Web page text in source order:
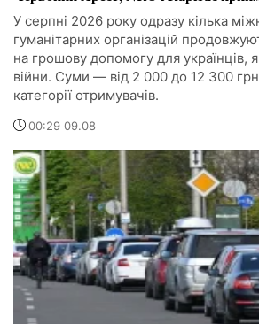
У серпні 2026 року одразу кілька
гуманітарних організацій
на грошову допомогу для українців,
війни. Суми — від 2 000 до 12 300
категорії отримувачів.
00:29 09.08